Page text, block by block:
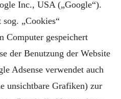
Inc., USA („Google“).
sog. „Cookies“
Computer gespeichert
der Benutzung der Website
Adsense verwendet auch
unsichtbare Grafiken) zur